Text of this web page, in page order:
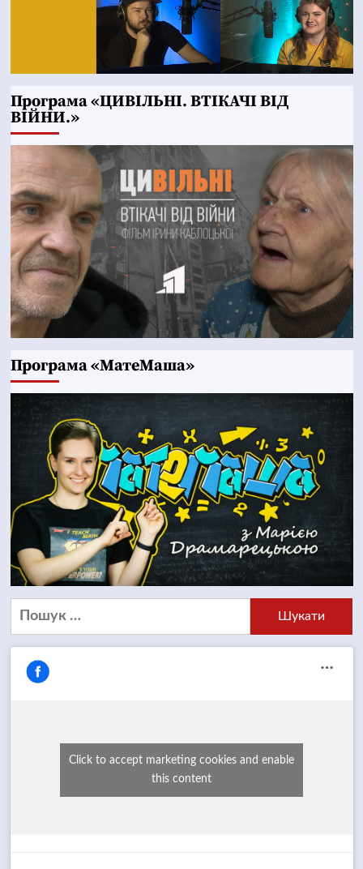
Програма «ЦИВІЛЬНІ. ВТІКАЧІ ВІД
ВІЙНИ.»
Програма «МатеМаша»
Пошук:
Click to accept marketing cookies and enable
this content